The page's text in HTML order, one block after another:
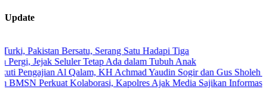
Update
Bersatu, Serang Satu Hadapi Tiga
Seluler Tetap Ada dalam Tubuh Anak
Al Qalam, KH Achmad Yaudin Sogir dan Gus Sholeh Beri Pesan
Kolaborasi, Kapolres Ajak Media Sajikan Informasi Akurat